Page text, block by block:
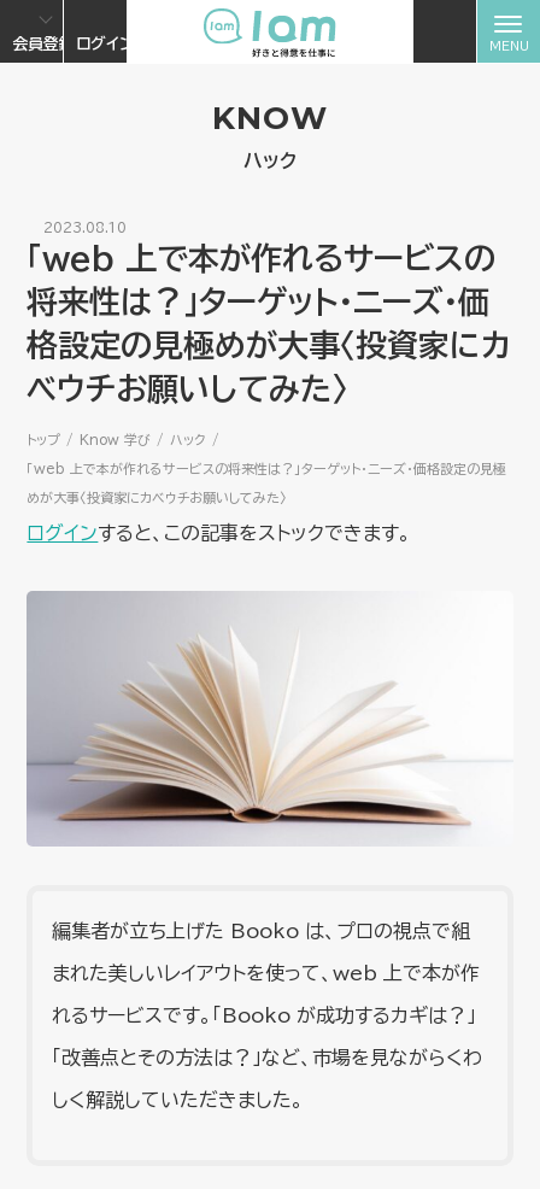
会員登録 ログイン
KNOW
ハック
2023.08.10
「web 上で本が作れるサービスの
将来性は？」ターゲット・ニーズ・価
格設定の見極めが大事〈投資家にカ
ベウチお願いしてみた〉
トップ Know 学び ハック
「web 上で本が作れるサービスの将来性は？」ターゲット・ニーズ・価格設定の見極
めが大事〈投資家にカベウチお願いしてみた〉
ログインすると、この記事をストックできます。
編集者が立ち上げた Booko は、プロの視点で組
まれた美しいレイアウトを使って、web 上で本が作
れるサービスです。「Booko が成功するカギは？」
「改善点とその方法は？」など、市場を見ながらくわ
しく解説していただきました。